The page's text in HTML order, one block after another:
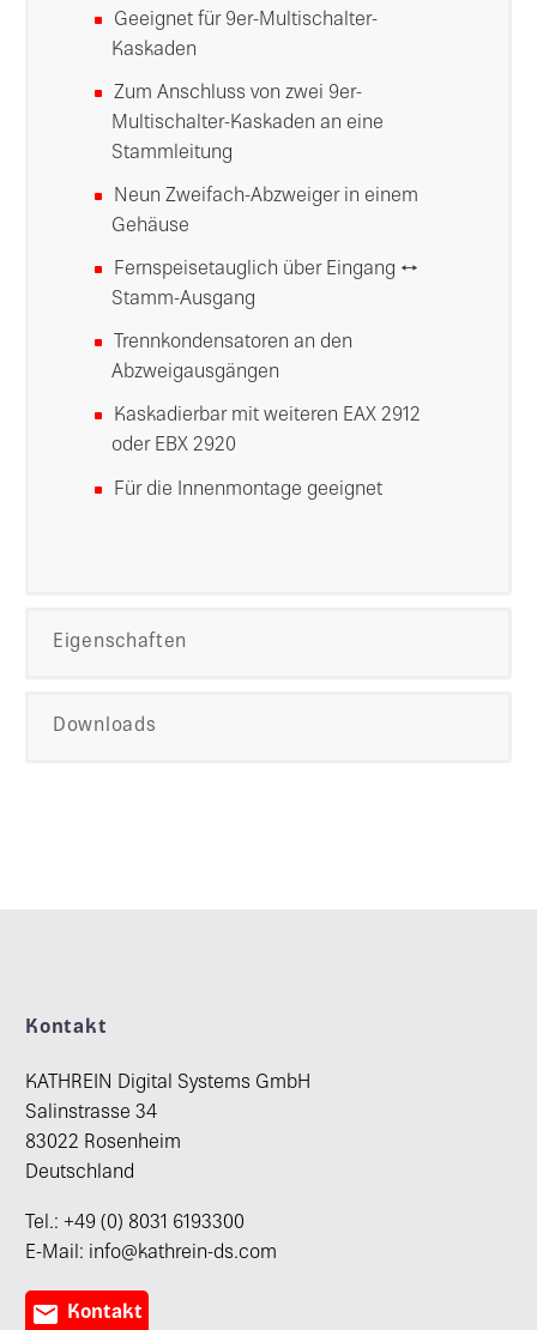
Geeignet für 9er-Multischalter-
Kaskaden
Zum Anschluss von zwei 9er-
Multischalter-Kaskaden an eine
Stammleitung
Neun Zweifach-Abzweiger in einem
Gehäuse
Fernspeisetauglich über Eingang ↔
Stamm-Ausgang
Trennkondensatoren an den
Abzweigausgängen
Kaskadierbar mit weiteren EAX 2912
oder EBX 2920
Für die Innenmontage geeignet
Eigenschaften
Downloads
Kontakt
KATHREIN Digital Systems GmbH
Salinstrasse 34
83022 Rosenheim
Deutschland
Tel.: +49 (0) 8031 6193300
E-Mail: info@kathrein-ds.com
 Kontakt